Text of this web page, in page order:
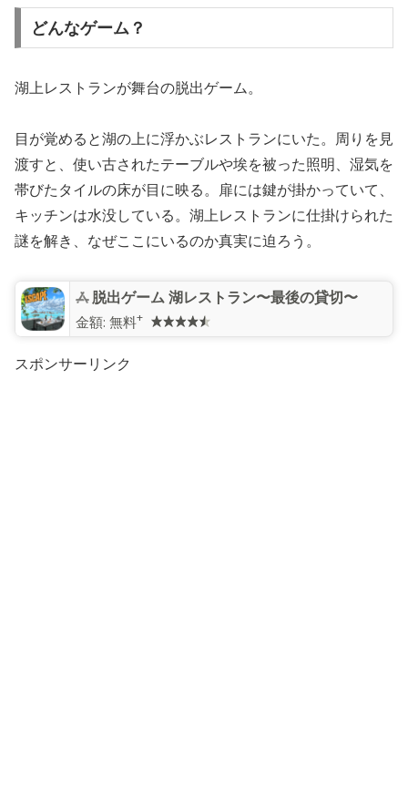
どんなゲーム？
湖上レストランが舞台の脱出ゲーム。
目が覚めると湖の上に浮かぶレストランにいた。周りを見
渡すと、使い古されたテーブルや埃を被った照明、湿気を
帯びたタイルの床が目に映る。扉には鍵が掛かっていて、
キッチンは水没している。湖上レストランに仕掛けられた
謎を解き、なぜここにいるのか真実に迫ろう。
脱出ゲーム 湖レストラン〜最後の貸切〜
金額: 無料+
スポンサーリンク